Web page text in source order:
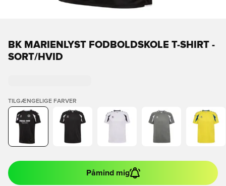
BK MARIENLYST FODBOLDSKOLE T-SHIRT -
SORT/HVID
TILGÆNGELIGE FARVER
Påmind mig